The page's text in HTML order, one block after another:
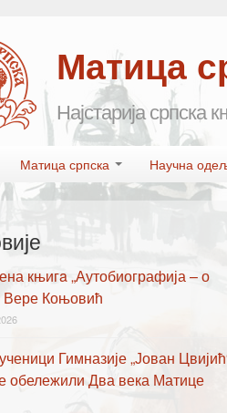
Матица
Најстарија српска
Матица српска Научна
књигa „Аутобиографија – о
Вере Коњовић
Гимназије „Јован
обележили Два века Матице